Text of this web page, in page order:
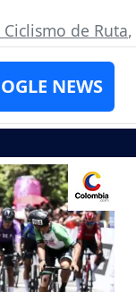
de Ruta,
NEWS